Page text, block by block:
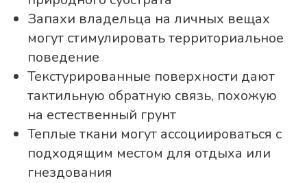
Запахи владельца на личных вещах
могут стимулировать территориальное
поведение
Текстурированные поверхности дают
тактильную обратную связь, похожую
на естественный грунт
Теплые ткани могут ассоциироваться с
подходящим местом для отдыха или
гнездования